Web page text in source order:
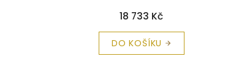
18 733 Kč
DO KOŠÍKU